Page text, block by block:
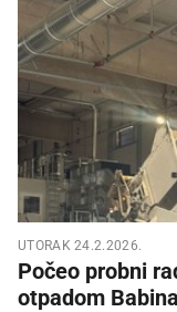
UTORAK 24.2.2026.
Počeo probni
otpadom